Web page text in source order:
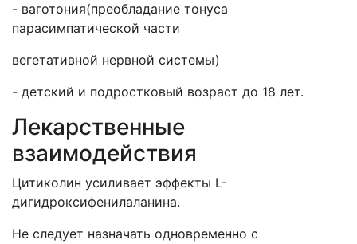
- ваготония(преобладание тонуса
парасимпатической части
вегетативной нервной системы)
- детский и подростковый возраст до 18 лет.
Лекарственные
взаимодействия
Цитиколин усиливает эффекты L-
дигидроксифенилаланина.
Не следует назначать одновременно с